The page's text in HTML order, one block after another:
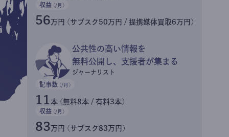
収益 (/月)
56万円 (サブスク50万円 / 提携媒体買取6万円)
公共性の高い情報を
無料公開し、支援者が集まる
ジャーナリスト
記事数 (/月)
11 本 (無料8本 / 有料3本)
収益 (/月)
83万円 (サブスク83万円)